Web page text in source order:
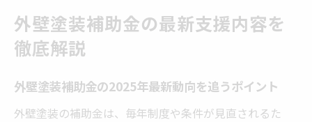
外壁塗装補助金の最新支援内容を
徹底解説
外壁塗装補助金の2025年最新動向を追うポイント
外壁塗装の補助金は、毎年制度や条件が見直されるた